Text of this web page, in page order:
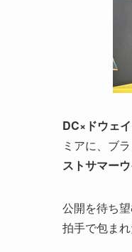
DC×ドウェ
ミアに、ブ
ストサマー
公開を待ち
拍手で包まれ